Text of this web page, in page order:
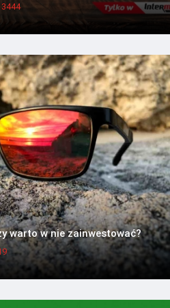
3444
warto w nie zainwestować?